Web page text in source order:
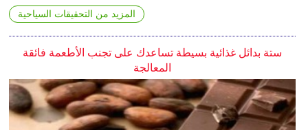
المزيد من التحقيقات السياحية
ستة بدائل غذائية بسيطة تساعدك على تجنب الأطعمة فائقة
المعالجة